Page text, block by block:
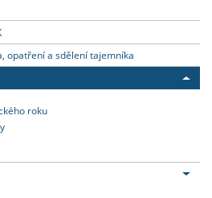
opatření a sdělení tajemníka
roku